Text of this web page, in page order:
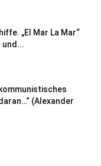
„El Mar La Mar“
(Alexander